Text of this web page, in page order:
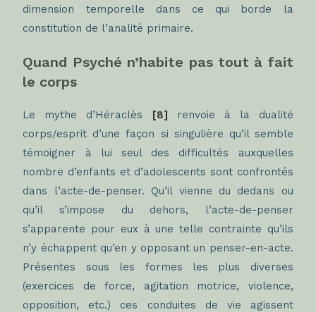
dimension temporelle dans ce qui borde la
constitution de l’analité primaire.
Quand Psyché n’habite pas tout à fait
le corps
Le mythe d’Héraclès [8] renvoie à la dualité
corps/esprit d’une façon si singulière qu’il semble
témoigner à lui seul des difficultés auxquelles
nombre d’enfants et d’adolescents sont confrontés
dans l’acte-de-penser. Qu’il vienne du dedans ou
qu’il s’impose du dehors, l’acte-de-penser
s’apparente pour eux à une telle contrainte qu’ils
n’y échappent qu’en y opposant un penser-en-acte.
Présentes sous les formes les plus diverses
(exercices de force, agitation motrice, violence,
opposition, etc.) ces conduites de vie agissent